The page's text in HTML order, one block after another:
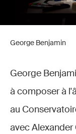
George Benjamin
George
à composer à
au
avec